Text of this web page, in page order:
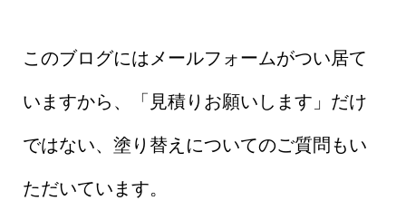
このブログにはメールフォームがつい居て
いますから、「見積りお願いします」だけ
ではない、塗り替えについてのご質問もい
ただいています。